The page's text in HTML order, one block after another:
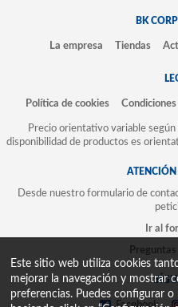
BK
La empresa Tiendas
Política de cookies
Precio orientativo variable según
disponibilidad de productos es
ATENCIÓN
Desde nuestro formulario de
Ir al
Facebook
Este sitio web utiliza cookies
mejorar la navegación y mostrar
preferencias. Puedes configurar